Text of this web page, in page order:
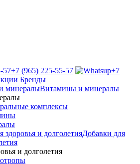
+7 (965) 225-55-57
+7
Бренды
Витамины и минералы
комплексы
Добавки для
и долголетия